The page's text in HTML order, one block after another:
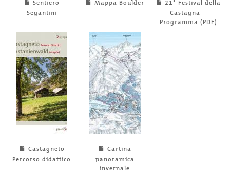
Sentiero
Segantini
Mappa Boulder
21° Festival della
Castagna –
Programma (PDF)
Castagneto
Percorso didattico
Cartina
panoramica
invernale